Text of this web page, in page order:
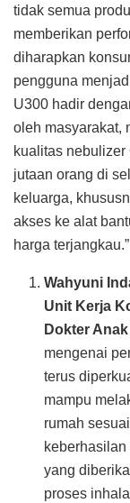
tidak semua
memberikan
diharapkan
pengguna
U300 hadir
oleh masyarakat,
kualitas
jutaan orang di
keluarga,
akses ke alat
harga terjangkau.”
Wahyuni
Unit Kerja
Dokter
mengenai
terus
mampu
rumah
yang
proses